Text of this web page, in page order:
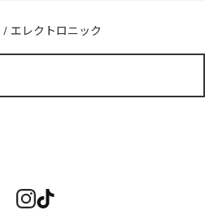
/ エレクトロニック